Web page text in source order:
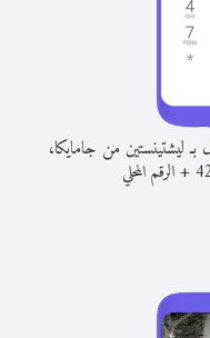
بـ ليشتينستين من جامايكا،
+الرقم المحلي